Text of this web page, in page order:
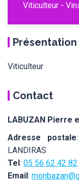
Viticulteur -
Présentation
Viticulteur
Contact
LABUZAN Pierre
Adresse postale
LANDIRAS
Tel: 05 56 62 42 82
Email: